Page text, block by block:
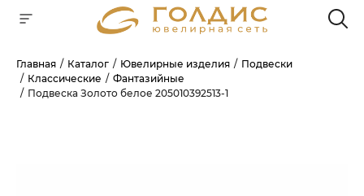
Главная Каталог Ювелирные изделия
Подвески
Классические
Фантазийные
Подвеска Золото белое 205010392513-1
Для клиентов всех банков